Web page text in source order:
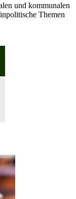
und kommunalen
Themen